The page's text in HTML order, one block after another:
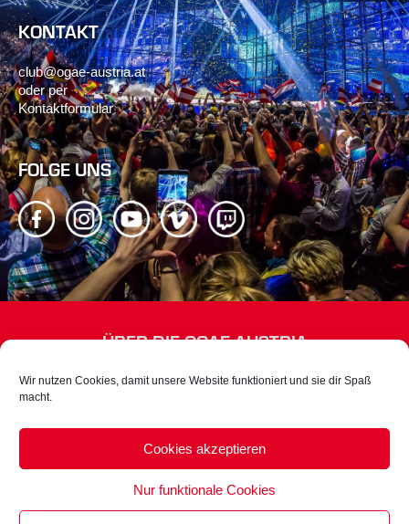
Wir nutzen Cookies, damit unsere Website funktioniert und sie dir Spaß
macht.
Cookies akzeptieren
Nur funktionale Cookies
KONTAKT
club@ogae-austria.at
oder per
Kontaktformular
FOLGE UNS
ÜBER DIE OGAE AUSTRIA
KONTAKT
club@ogae-austria.at
oder per